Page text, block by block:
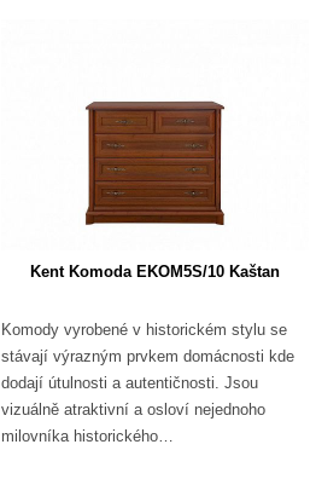
Kent Komoda EKOM5S/10 Kaštan
Komody vyrobené v historickém stylu se
stávají výrazným prvkem domácnosti kde
dodají útulnosti a autentičnosti. Jsou
vizuálně atraktivní a osloví nejednoho
milovníka historického…